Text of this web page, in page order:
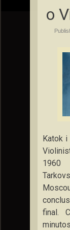
o
Katok
1960
final.